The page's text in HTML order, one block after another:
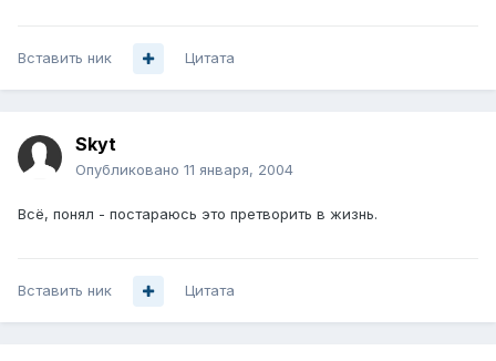
Вставить ник Цитата
Skyt
Опубликовано 11 января, 2004
Всё, понял - постараюсь это претворить в жизнь.
Вставить ник Цитата